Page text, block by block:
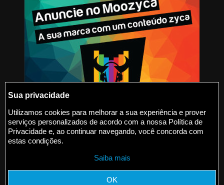
@2015-2026 Moozyca
Sua privacidade
Utilizamos cookies para melhorar a sua experiência e prover
serviços personalizados de acordo com a nossa Política de
Privacidade e, ao continuar navegando, você concorda com
estas condições.
Saiba mais
OK